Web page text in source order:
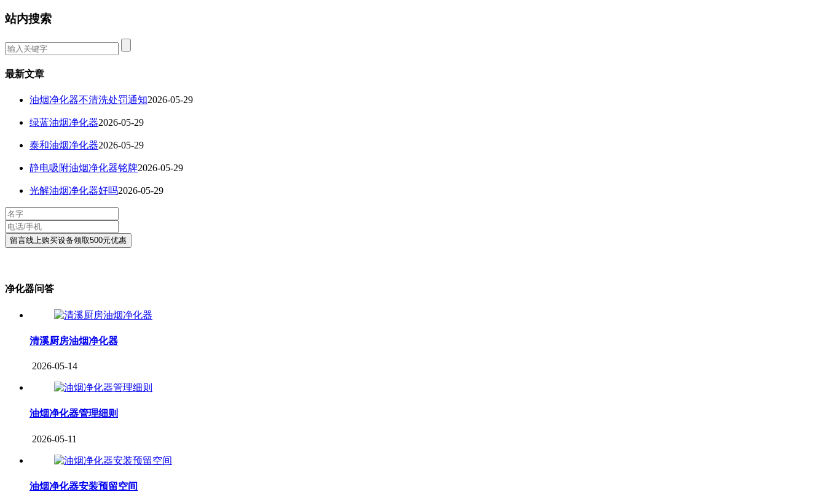
站内搜索
最新文章
油烟净化器不清洗处罚通知2026-05-29
绿蓝油烟净化器2026-05-29
泰和油烟净化器2026-05-29
静电吸附油烟净化器铭牌2026-05-29
光解油烟净化器好吗2026-05-29
净化器问答
清溪厨房油烟净化器
2026-05-14
油烟净化器管理细则
2026-05-11
油烟净化器安装预留空间